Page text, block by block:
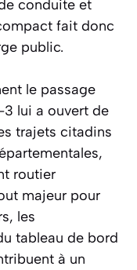
conduite et
fait donc
public.
le passage
3 lui a ouvert de
trajets citadins
routier
majeur pour
les
tableau de bord
à un